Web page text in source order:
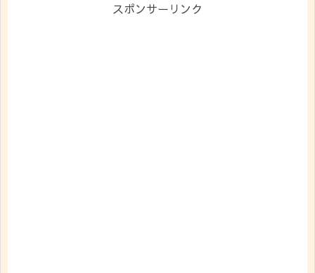
スポンサーリンク